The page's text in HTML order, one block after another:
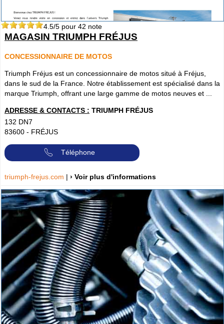
4.5/5 pour 42 note
MAGASIN TRIUMPH FRÉJUS
CONCESSIONNAIRE DE MOTOS
Triumph Fréjus est un concessionnaire de motos situé à Fréjus,
dans le sud de la France. Notre établissement est spécialisé dans la
marque Triumph, offrant une large gamme de motos neuves et ...
ADRESSE & CONTACTS : TRIUMPH FRÉJUS
132 DN7
83600 - FRÉJUS
Téléphone
triumph-frejus.com | › Voir plus d'informations